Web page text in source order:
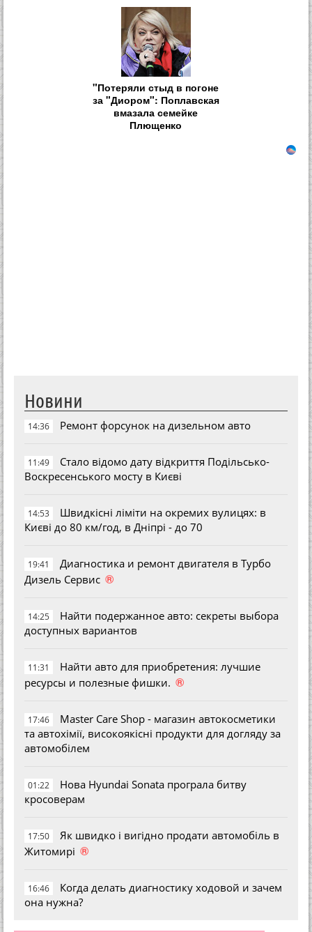
"Потеряли стыд в погоне
за "Диором": Поплавская
вмазала семейке
Плющенко
Новини
14:36 Ремонт форсунок на дизельном авто
11:49
Стало відомо дату відкриття Подільсько-
Воскресенського мосту в Києві
14:53
Швидкісні ліміти на окремих вулицях: в
Києві до 80 км/год, в Дніпрі - до 70
19:41
Диагностика и ремонт двигателя в Турбо
Дизель Сервис ®
14:25
Найти подержанное авто: секреты выбора
доступных вариантов
11:31
Найти авто для приобретения: лучшие
ресурсы и полезные фишки. ®
17:46
Master Care Shop - магазин автокосметики
та автохімії, високоякісні продукти для догляду за
автомобілем
01:22
Нова Hyundai Sonata програла битву
кросоверам
17:50
Як швидко і вигідно продати автомобіль в
Житомирі ®
16:46
Когда делать диагностику ходовой и зачем
она нужна?